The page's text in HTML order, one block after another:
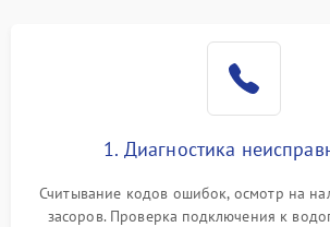
1. Диагностика
Считывание кодов ошибок, осмотр на
засоров. Проверка подключения к